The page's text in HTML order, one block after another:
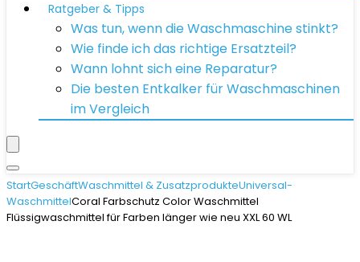
Ratgeber & Tipps
Was tun, wenn die Waschmaschine stinkt?
Wie finde ich das richtige Ersatzteil?
Wann lohnt sich eine Reparatur?
Die besten Entkalker für Waschmaschinen
im Vergleich
StartGeschäftWaschmittel & ZusatzprodukteUniversal-
WaschmittelCoral Farbschutz Color Waschmittel
Flüssigwaschmittel für Farben länger wie neu XXL 60 WL